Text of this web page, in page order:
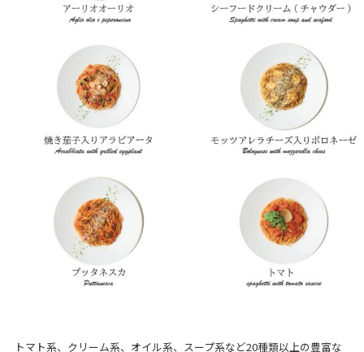
トマト系、クリーム系、オイル系、スープ系など20種類以上の豊富な